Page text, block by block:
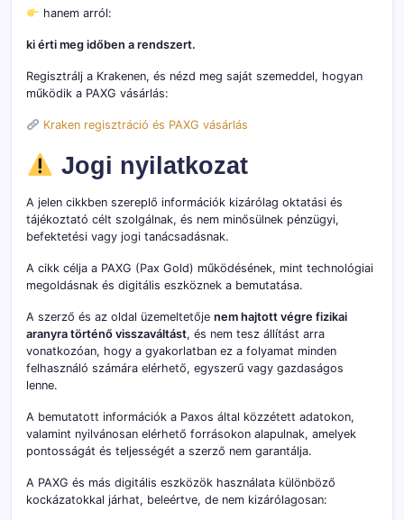
hanem arról:
ki érti meg időben a rendszert.
Regisztrálj a Krakenen, és nézd meg saját szemeddel, hogyan
működik a PAXG vásárlás:
Kraken regisztráció és PAXG vásárlás
Jogi nyilatkozat
A jelen cikkben szereplő információk kizárólag oktatási és
tájékoztató célt szolgálnak, és nem minősülnek pénzügyi,
befektetési vagy jogi tanácsadásnak.
A cikk célja a PAXG (Pax Gold) működésének, mint technológiai
megoldásnak és digitális eszköznek a bemutatása.
A szerző és az oldal üzemeltetője nem hajtott végre fizikai
aranyra történő visszaváltást, és nem tesz állítást arra
vonatkozóan, hogy a gyakorlatban ez a folyamat minden
felhasználó számára elérhető, egyszerű vagy gazdaságos
lenne.
A bemutatott információk a Paxos által közzétett adatokon,
valamint nyilvánosan elérhető forrásokon alapulnak, amelyek
pontosságát és teljességét a szerző nem garantálja.
A PAXG és más digitális eszközök használata különböző
kockázatokkal járhat, beleértve, de nem kizárólagosan: